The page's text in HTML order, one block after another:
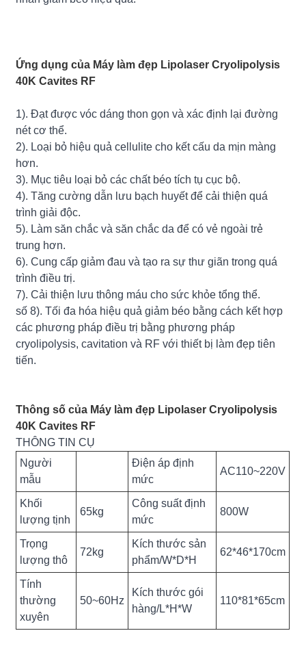
Ứng dụng của Máy làm đẹp Lipolaser Cryolipolysis
40K Cavites RF
1). Đạt được vóc dáng thon gọn và xác định lại đường
nét cơ thể.
2). Loại bỏ hiệu quả cellulite cho kết cấu da mịn màng
hơn.
3). Mục tiêu loại bỏ các chất béo tích tụ cục bộ.
4). Tăng cường dẫn lưu bạch huyết để cải thiện quá
trình giải độc.
5). Làm săn chắc và săn chắc da để có vẻ ngoài trẻ
trung hơn.
6). Cung cấp giảm đau và tạo ra sự thư giãn trong quá
trình điều trị.
7). Cải thiện lưu thông máu cho sức khỏe tổng thể.
số 8). Tối đa hóa hiệu quả giảm béo bằng cách kết hợp
các phương pháp điều trị bằng phương pháp
cryolipolysis, cavitation và RF với thiết bị làm đẹp tiên
tiến.
Thông số của Máy làm đẹp Lipolaser Cryolipolysis
40K Cavites RF
THÔNG TIN CỤ
Người
mẫu
Điện áp định
mức
AC110~220V
Khối
lượng tịnh
65kg
Công suất định
mức
800W
Trọng
lượng thô
72kg
Kích thước sản
phẩm/W*D*H
62*46*170cm
Tính
thường
xuyên
50~60Hz
Kích thước gói
hàng/L*H*W
110*81*65cm